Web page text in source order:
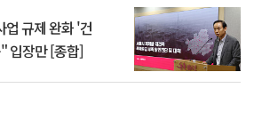
업 규제 완화 '건
입장만 [종합]